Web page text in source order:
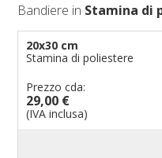
Bandiere in Stamina di
20x30 cm
Stamina di poliestere
Prezzo cda:
29,00 €
(IVA inclusa)